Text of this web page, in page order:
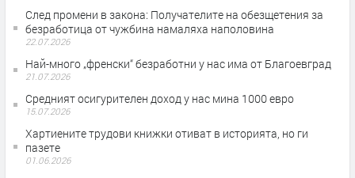
След промени в закона: Получателите на обезщетения за
безработица от чужбина намаляха наполовина
22.07.2026
Най-много „френски“ безработни у нас има от Благоевград
21.07.2026
Средният осигурителен доход у нас мина 1000 евро
15.07.2026
Хартиените трудови книжки отиват в историята, но ги
пазете
01.06.2026